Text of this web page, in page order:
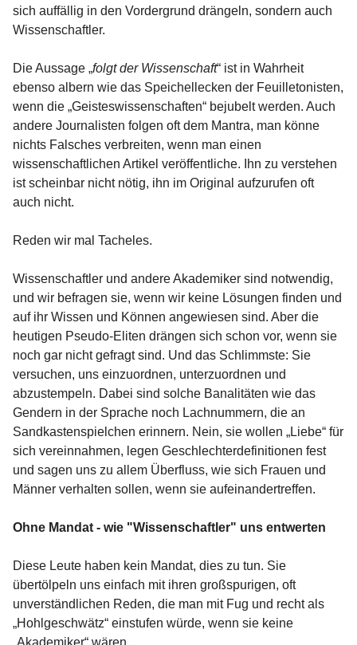
sich auffällig in den Vordergrund drängeln, sondern auch
Wissenschaftler.
Die Aussage „folgt der Wissenschaft“ ist in Wahrheit
ebenso albern wie das Speichellecken der Feuilletonisten,
wenn die „Geisteswissenschaften“ bejubelt werden. Auch
andere Journalisten folgen oft dem Mantra, man könne
nichts Falsches verbreiten, wenn man einen
wissenschaftlichen Artikel veröffentliche. Ihn zu verstehen
ist scheinbar nicht nötig, ihn im Original aufzurufen oft
auch nicht.
Reden wir mal Tacheles.
Wissenschaftler und andere Akademiker sind notwendig,
und wir befragen sie, wenn wir keine Lösungen finden und
auf ihr Wissen und Können angewiesen sind. Aber die
heutigen Pseudo-Eliten drängen sich schon vor, wenn sie
noch gar nicht gefragt sind. Und das Schlimmste: Sie
versuchen, uns einzuordnen, unterzuordnen und
abzustempeln. Dabei sind solche Banalitäten wie das
Gendern in der Sprache noch Lachnummern, die an
Sandkastenspielchen erinnern. Nein, sie wollen „Liebe“ für
sich vereinnahmen, legen Geschlechterdefinitionen fest
und sagen uns zu allem Überfluss, wie sich Frauen und
Männer verhalten sollen, wenn sie aufeinandertreffen.
Ohne Mandat - wie "Wissenschaftler" uns entwerten
Diese Leute haben kein Mandat, dies zu tun. Sie
übertölpeln uns einfach mit ihren großspurigen, oft
unverständlichen Reden, die man mit Fug und recht als
„Hohlgeschwätz“ einstufen würde, wenn sie keine
„Akademiker“ wären.